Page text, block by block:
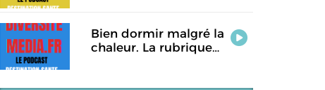
ce jour
Bien dormir malgré la
chaleur. La rubrique